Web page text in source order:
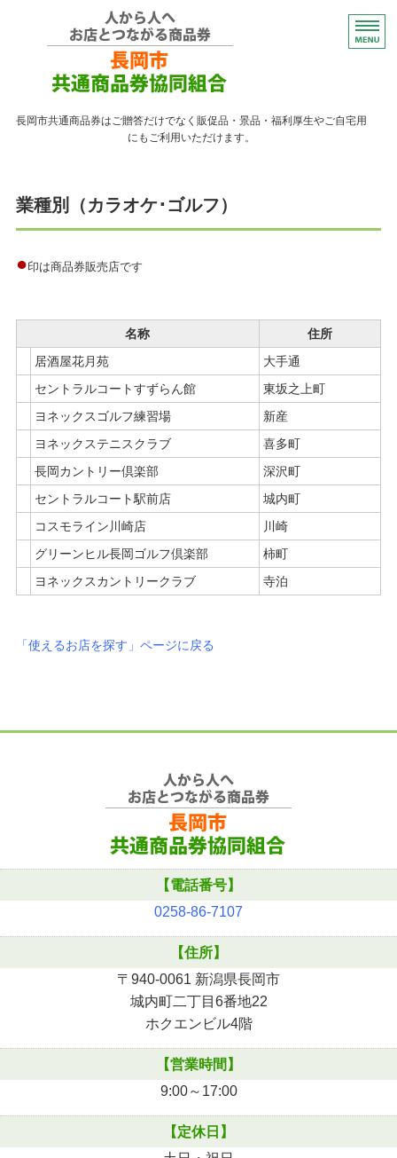
コンパクトなプレゼン
長岡市共通商品券はご贈答だけでなく販促品・景品・福利厚生やご自宅用
にもご利用いただけます。
ながおかペイ利用者向け
業種別（カラオケ･ゴルフ）
●印は商品券販売店です
名称
住所
居酒屋花月苑
大手通
セントラルコートすずらん館
東坂之上町
ヨネックスゴルフ練習場
新産
ヨネックステニスクラブ
喜多町
長岡カントリー倶楽部
深沢町
セントラルコート駅前店
城内町
コスモライン川崎店
川崎
グリーンヒル長岡ゴルフ倶楽部
柿町
ヨネックスカントリークラブ
寺泊
「使えるお店を探す」ページに戻る
【電話番号】
0258-86-7107
【住所】
〒940-0061 新潟県長岡市
城内町二丁目6番地22
ホクエンビル4階
【営業時間】
9:00～17:00
【定休日】